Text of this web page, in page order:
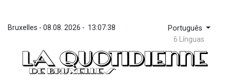
Bruxelles - 08.08. 2026 - 13:07:38 Português
6 Línguas
ZWL 372.275202